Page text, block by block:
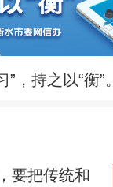
”，持之以“衡”。
要把传统和